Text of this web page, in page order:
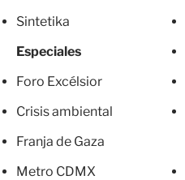
Sintetika
Especiales
Foro Excélsior
Crisis ambiental
Franja de Gaza
Metro CDMX